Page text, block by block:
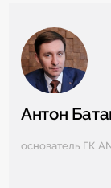
Антон
основатель ГК